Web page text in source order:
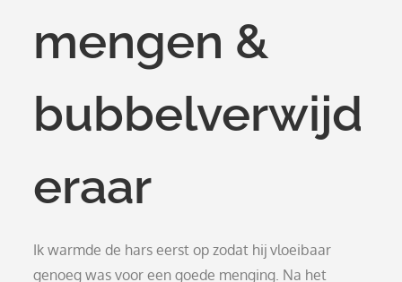
mengen &
bubbelverwijd
eraar
Ik warmde de hars eerst op zodat hij vloeibaar
genoeg was voor een goede menging. Na het